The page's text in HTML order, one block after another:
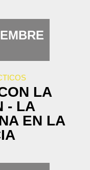
LA
- LA
EN LA